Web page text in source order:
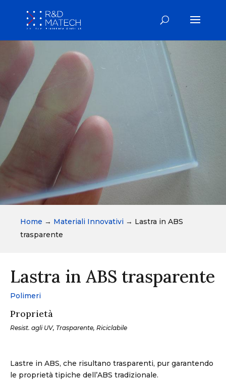
Home → Materiali Innovativi → Lastra in ABS
trasparente
Lastra in ABS trasparente
Polimeri
Proprietà
Resist. agli UV, Trasparente, Riciclabile
Lastre in ABS, che risultano trasparenti, pur garantendo
le proprietà tipiche dell’ABS tradizionale.